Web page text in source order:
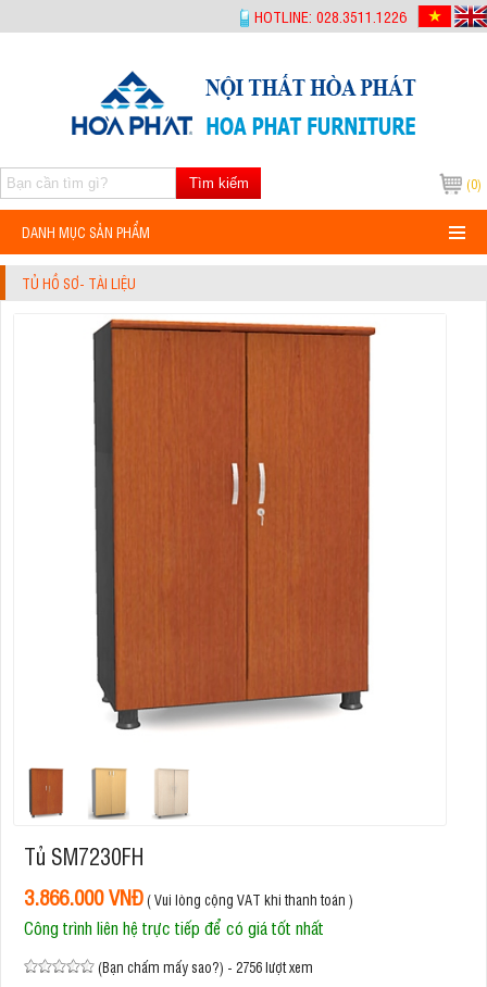
HOTLINE: 028.3511.1226
(0)
Tìm kiếm
DANH MỤC SẢN PHẨM
TỦ HỒ SƠ- TÀI LIỆU
Tủ SM7230FH
3.866.000 VNĐ( Vui lòng cộng VAT khi thanh toán )
Công trình liên hệ trực tiếp để có giá tốt nhất
(Bạn chấm mấy sao?) - 2756 lượt xem